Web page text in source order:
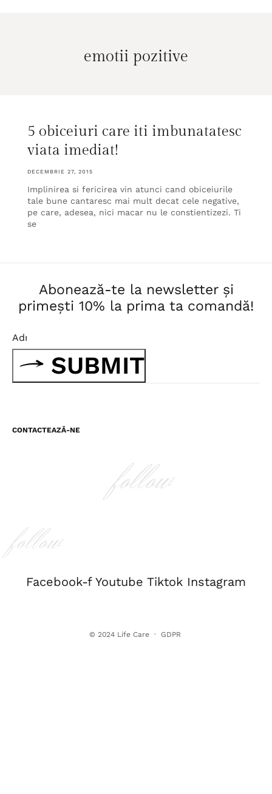
emotii pozitive
5 obiceiuri care iti imbunatatesc
viata imediat!
DECEMBRIE 27, 2015
Implinirea si fericirea vin atunci cand obiceiurile
tale bune cantaresc mai mult decat cele negative,
pe care, adesea, nici macar nu le constientizezi. Ti
se
Abonează-te la newsletter și
primești 10% la prima ta comandă!
SUBMIT
CONTACTEAZĂ-NE
follow
follow
Facebook-f Youtube Tiktok Instagram
© 2024 Life Care· GDPR